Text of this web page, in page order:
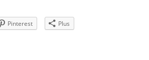
Pinterest Plus